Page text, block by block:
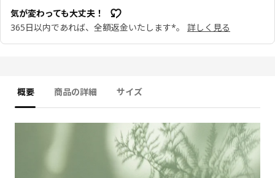
気が変わっても大丈夫！
365日以内であれば、全額返金いたします*。
詳しく見る
概要 商品の詳細 サイズ